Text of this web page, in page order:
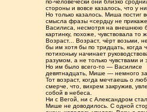
по-человечески они близко
стороны и вовсе казалось, что у
Но только казалось. Миша постиг
смысла фразы «сердцу не
Василиса, несмотря на внешнюю
картинку, похоже, чувствовала то
Возраст... Возраст, чёрт возьми,
бы им хотя бы по тридцать, когда
потихоньку начинает
разумом, а не только чувствами и
Но им было всего-то — Василисе
девятнадцать, Мише — немного за
Тот возраст, когда мечтаешь о
смерче, что, вихрем закружив,
собой в небеса.
Ни с Вегой, ни с Александром
Мише не доводилось. С одной